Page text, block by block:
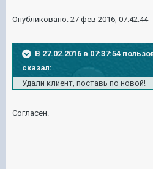
Опубликовано: 27 фев 2016, 07:42:44
В 27.02.2016 в 07:37:54
сказал:
Удали клиент, поставь по новой!
Согласен.